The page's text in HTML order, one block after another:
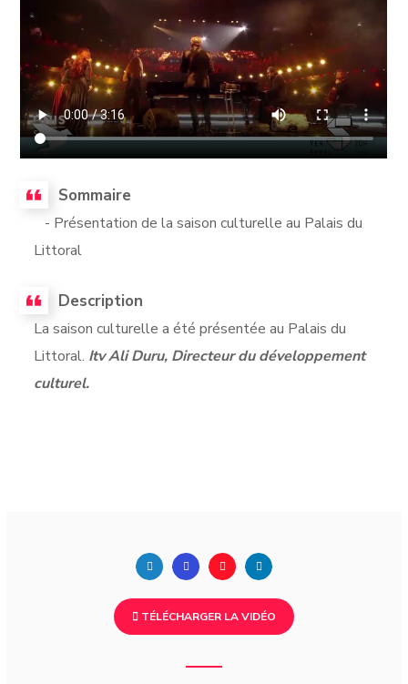
Sommaire
- Présentation de la saison culturelle au Palais du
Littoral
Description
La saison culturelle a été présentée au Palais du
Littoral. Itv Ali Duru, Directeur du développement
culturel.
TÉLÉCHARGER LA VIDÉO